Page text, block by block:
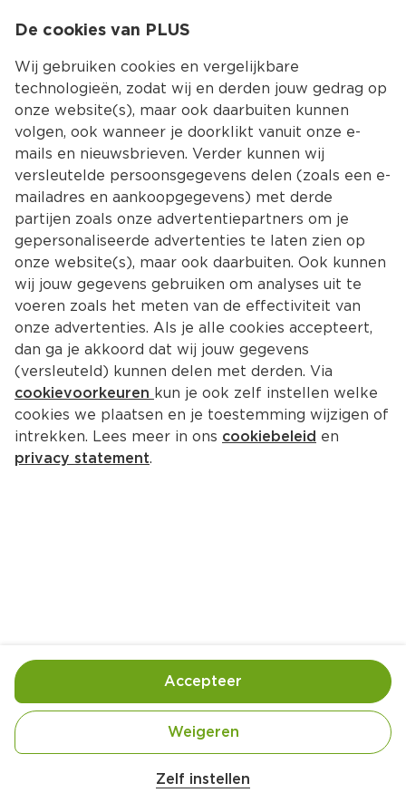
Kies jouw
Terug Producten
Fruity Juice Sinaasappelsap
Per Can 2000 ml  (per liter €1.93)
Handige informatie over dit product
Belangrijke veiligheidswaarschuwing
De cookies van PLUS
Wij gebruiken cookies en vergelijkbare
technologieën, zodat wij en derden jouw gedrag op
onze website(s), maar ook daarbuiten kunnen
volgen, ook wanneer je doorklikt vanuit onze e-
mails en nieuwsbrieven. Verder kunnen wij
versleutelde persoonsgegevens delen (zoals een e-
mailadres en aankoopgegevens) met derde
partijen zoals onze advertentiepartners om je
gepersonaliseerde advertenties te laten zien op
onze website(s), maar ook daarbuiten. Ook kunnen
wij jouw gegevens gebruiken om analyses uit te
voeren zoals het meten van de effectiviteit van
onze advertenties. Als je alle cookies accepteert,
dan ga je akkoord dat wij jouw gegevens
(versleuteld) kunnen delen met derden. Via
cookievoorkeuren kun je ook zelf instellen welke
cookies we plaatsen en je toestemming wijzigen of
intrekken. Lees meer in ons cookiebeleid en
privacy statement.
Zelf instellen
Weigeren
Accepteer